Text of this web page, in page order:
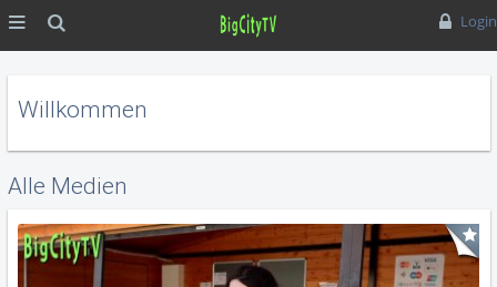
Login
Willkommen
Alle Medien